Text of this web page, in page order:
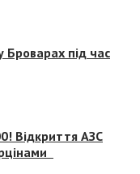
під час
Відкриття АЗС